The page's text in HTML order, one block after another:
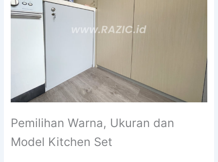
Pemilihan Warna, Ukuran dan
Model Kitchen Set